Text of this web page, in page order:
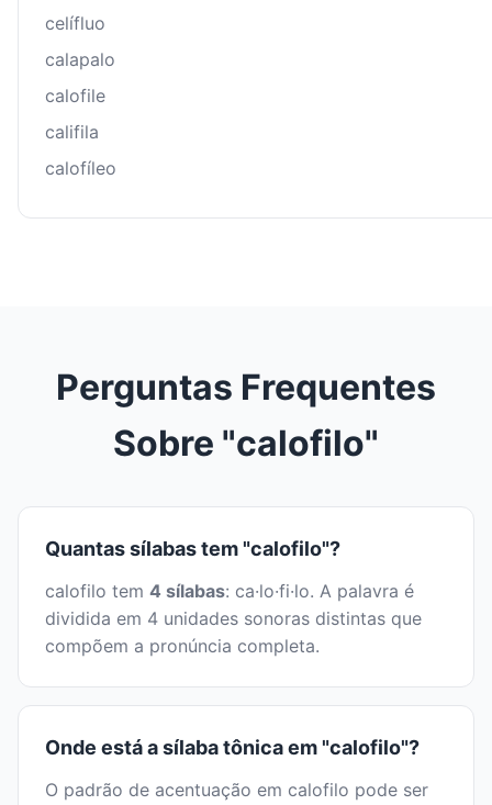
celífluo
calapalo
calofile
califila
calofíleo
Perguntas Frequentes
Sobre "calofilo"
Quantas sílabas tem "calofilo"?
calofilo tem 4 sílabas: ca·lo·fi·lo. A palavra é
dividida em 4 unidades sonoras distintas que
compõem a pronúncia completa.
Onde está a sílaba tônica em "calofilo"?
O padrão de acentuação em calofilo pode ser